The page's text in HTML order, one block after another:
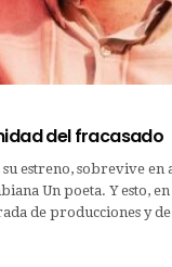
del fracasado
su estreno, sobrevive
Un poeta. Y esto,
de producciones y